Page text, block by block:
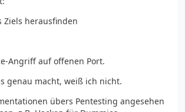
Ziels herausfinden
Angriff auf offenen Port.
genau macht, weiß ich nicht.
übers Pentesting angesehen